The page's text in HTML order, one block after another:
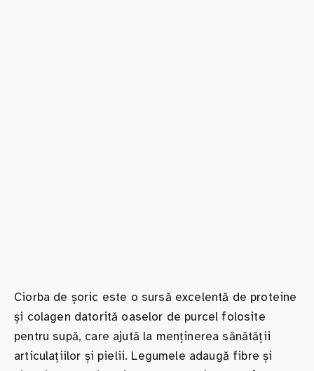
Ciorba de șoric este o sursă excelentă de proteine
și colagen datorită oaselor de purcel folosite
pentru supă, care ajută la menținerea sănătății
articulațiilor și pielii. Legumele adaugă fibre și